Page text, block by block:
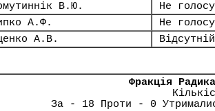
В.Ю.
Не
А.Ф.
Не
А.В.
Відсутній
Фракція
За - 18 Проти - 0